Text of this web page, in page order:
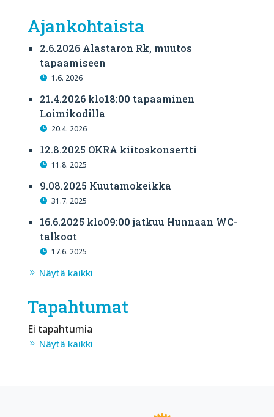
Ajankohtaista
2.6.2026 Alastaron Rk, muutos
tapaamiseen
1.6. 2026
21.4.2026 klo18:00 tapaaminen
Loimikodilla
20.4. 2026
12.8.2025 OKRA kiitoskonsertti
11.8. 2025
9.08.2025 Kuutamokeikka
31.7. 2025
16.6.2025 klo09:00 jatkuu Hunnaan WC-
talkoot
17.6. 2025
Näytä kaikki
Tapahtumat
Ei tapahtumia
Näytä kaikki